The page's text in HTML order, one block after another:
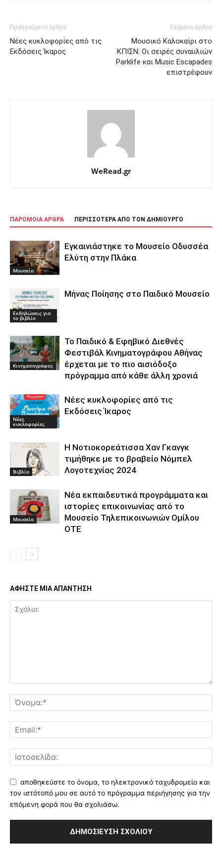
Προηγούμενο άρθρο
Νέες κυκλοφορίες από τις
Εκδόσεις Ίκαρος
Επόμενο άρθρο
Μουσικό Kαλοκαίρι στο
ΚΠΙΣΝ: Οι σειρές συναυλιών
Parklife και Music Escapades
επιστρέφουν
WeRead.gr
ΠΑΡΟΜΟΙΑ ΑΡΘΡΑ ΠΕΡΙΣΣΟΤΕΡΑ ΑΠΟ ΤΟΝ ΔΗΜΙΟΥΡΓΟ
Μουσεία
Εγκαινιάστηκε το Μουσείο Οδυσσέα
Ελύτη στην Πλάκα
Εκδηλώσεις για
το βιβλίο
Μήνας Ποίησης στο Παιδικό Μουσείο
Κινηματογράφος
Το Παιδικό & Εφηβικό Διεθνές
Φεστιβάλ Κινηματογράφου Αθήνας
έρχεται με το πιο αισιόδοξο
πρόγραμμα από κάθε άλλη χρονιά
Νέες
κυκλοφορίες
Νέες κυκλοφορίες από τις
Εκδόσεις Ίκαρος
Βιβλίο
Η Νοτιοκορεάτισσα Χαν Γκανγκ
τιμήθηκε με το βραβείο Νόμπελ
Λογοτεχνίας 2024
Μουσεία
Νέα εκπαιδευτικά προγράμματα και
ιστορίες επικοινωνίας από το
Μουσείο Τηλεπικοινωνιών Ομίλου
ΟΤΕ
ΑΦΗΣΤΕ ΜΙΑ ΑΠΑΝΤΗΣΗ
αποθηκεύστε το όνομα, το ηλεκτρονικό ταχυδρομείο και
τον ιστότοπό μου σε αυτό το πρόγραμμα περιήγησης για την
επόμενη φορά που θα σχολιάσω.